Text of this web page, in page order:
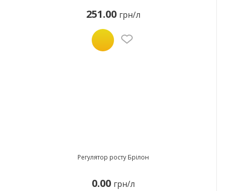
251.00 грн/л
Регулятор росту Брілон
0.00 грн/л